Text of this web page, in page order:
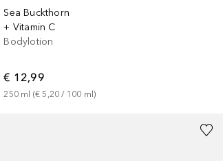
Sea Buckthorn
+ Vitamin C
Bodylotion
€ 12,99
250 ml (€ 5,20 / 100 ml)